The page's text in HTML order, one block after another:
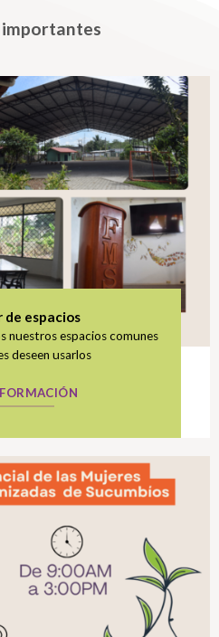
de espacios
nuestros espacios comunes
deseen usarlos